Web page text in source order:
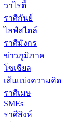
วาไรตี้
ราศีกันย์
ไลฟ์สไตล์
ราศีมังกร
ข่าวภูมิภาค
โซเชียล
เส้นแบ่งความคิด
ราศีเมษ
SMEs
ราศีสิงห์